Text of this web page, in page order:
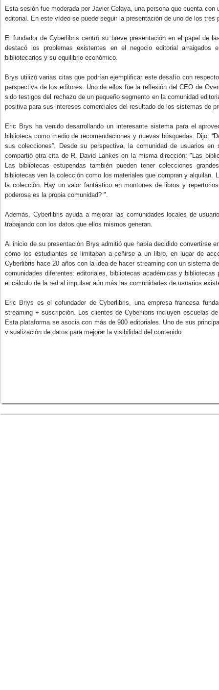
Esta sesión fue moderada por Javier Celaya, una persona que cuenta
editorial. En este vídeo se puede seguir la presentación de uno de los
El fundador de Cyberlibris centró su breve presentación en el papel de
destacó los problemas existentes en el negocio editorial
bibliotecarios y su equilibrio económico.
Brys utilizó varias citas que podrían ejemplificar este desafío con
perspectiva de los editores. Uno de ellos fue la reflexión del CEO de
sido testigos del rechazo de un pequeño segmento en la comunidad
positiva para sus intereses comerciales del resultado de los sistemas de
Eric Brys ha venido desarrollando un interesante sistema para el
biblioteca como medio de recomendaciones y nuevas búsquedas. Dijo:
sus colecciones”. Desde su perspectiva, la comunidad de usuarios
compartió otra cita de R. David Lankes en la misma dirección: "Las
Las bibliotecas estupendas también pueden tener colecciones
bibliotecas ven la colección como los materiales que compran y
la colección. Hay un valor fantástico en montones de libros y
poderosa es la propia comunidad? ".
Además, Cyberlibris ayuda a mejorar las comunidades locales de
trabajando con los datos que ellos mismos generan.
Al inicio de su presentación Brys admitió que había decidido convertirse
cómo los estudiantes se limitaban a ceñirse a un libro, en lugar de
Cyberlibris hace 20 años con la idea de hacer streaming con un sistema
comunidades diferentes: editoriales, bibliotecas académicas y
el cálculo de la red al impulsar aún más las comunidades de usuarios
Eric Briys es el cofundador de Cyberlibris, una empresa francesa
streaming + suscripción. Los clientes de Cyberlibris incluyen escuelas
Esta plataforma se asocia con más de 900 editoriales. Uno de sus
visualización de datos para mejorar la visibilidad del contenido.